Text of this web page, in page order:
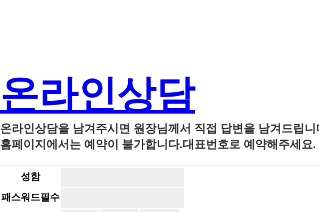
온라인상담
온라인상담을 남겨주시면 원장님께서 직접 답변을 남겨드립니
홈페이지에서는 예약이 불가합니다.대표번호로 예약해주세요.
성함
패스워드필수